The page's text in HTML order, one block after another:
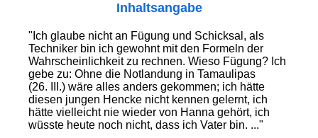
Inhaltsangabe
"Ich glaube nicht an Fügung und Schicksal, als
Techniker bin ich gewohnt mit den Formeln der
Wahrscheinlichkeit zu rechnen. Wieso Fügung? Ich
gebe zu: Ohne die Notlandung in Tamaulipas
(26. III.) wäre alles anders gekommen; ich hätte
diesen jungen Hencke nicht kennen gelernt, ich
hätte vielleicht nie wieder von Hanna gehört, ich
wüsste heute noch nicht, dass ich Vater bin. ..."